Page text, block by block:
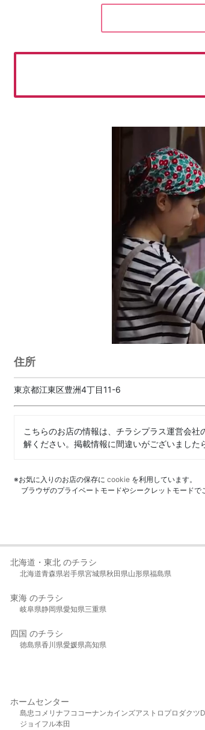
住所
東京都江東区豊洲4丁目11-6
こちらのお店の情報は、チラシプラス運営会
解ください。掲載情報に間違いがございました
※お気に入りのお店の保存に cookie を利用しています。
ブラウザのプライベートモードやシークレットモード
北海道・東北 のチラシ
北海道青森県岩手県宮城県秋田県山形県福島県
東海 のチラシ
岐阜県静岡県愛知県三重県
四国 のチラシ
徳島県香川県愛媛県高知県
ホームセンター
島忠 コメリ ナフコ コーナンカインズアストロプロダクツ
ジョイフル本田